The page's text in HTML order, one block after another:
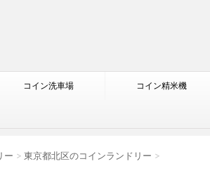
コイン洗車場 コイン精米機
ー > 東京都北区のコインランドリー >